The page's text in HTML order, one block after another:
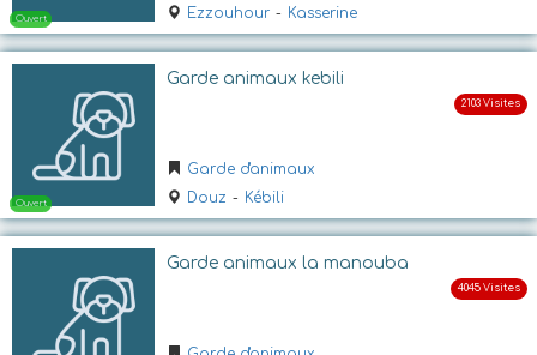
Ouvert
Ezzouhour - Kasserine
Garde animaux kebili
Garde d'animaux
Douz - Kébili
Garde animaux la manouba